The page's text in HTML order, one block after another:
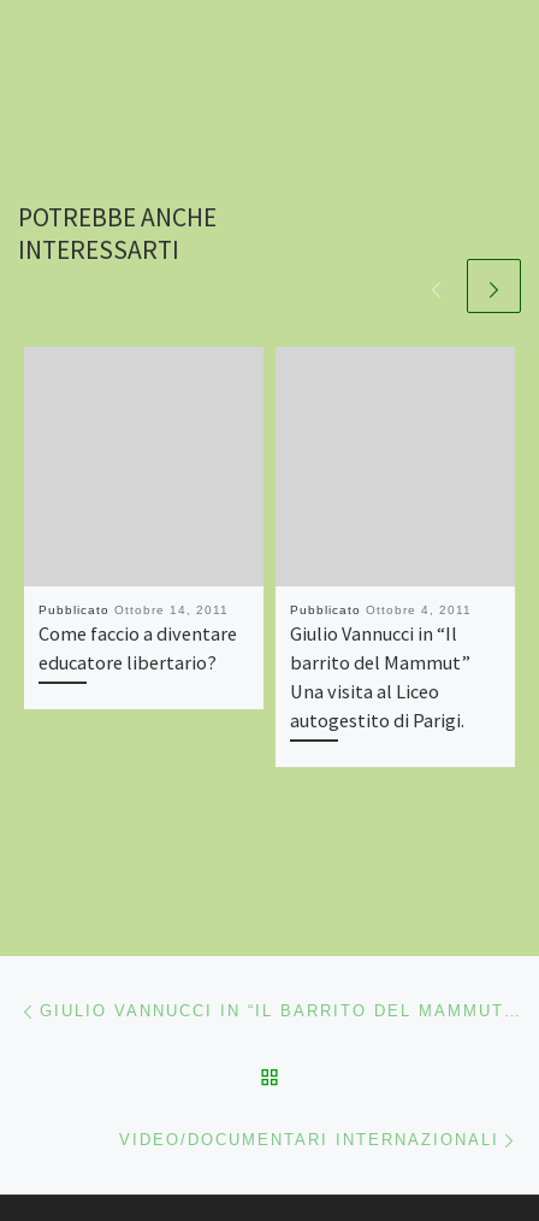
POTREBBE ANCHE
INTERESSARTI
Pubblicato Ottobre 14, 2011
Come faccio a diventare
educatore libertario?
Pubblicato Ottobre 4, 2011
Giulio Vannucci in “Il
barrito del Mammut”
Una visita al Liceo
autogestito di Parigi.
Navigazione articoli GIULIO VANNUCCI IN “IL BARRITO DEL MAMMUT” UNA VISITA AL LICEO AUTOGESTITO DI PARIGI.
VIDEO/DOCUMENTARI INTERNAZIONALI